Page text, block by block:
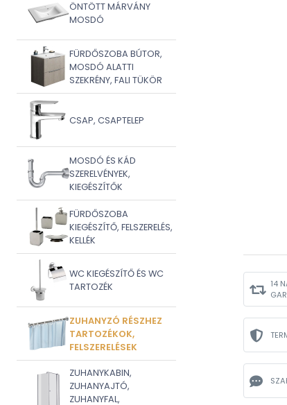
ÖNTÖTT MÁRVÁNY
MOSDÓ
FÜRDŐSZOBA BÚTOR,
MOSDÓ ALATTI
SZEKRÉNY, FALI TÜKÖR
CSAP, CSAPTELEP
MOSDÓ ÉS KÁD
SZERELVÉNYEK,
KIEGÉSZÍTŐK
FÜRDŐSZOBA
KIEGÉSZÍTŐ, FELSZERELÉS,
KELLÉK
WC KIEGÉSZÍTŐ ÉS WC
TARTOZÉK
ZUHANYZÓ RÉSZHEZ
TARTOZÉKOK,
FELSZERELÉSEK
ZUHANYKABIN,
ZUHANYAJTÓ,
ZUHANYFAL,
14